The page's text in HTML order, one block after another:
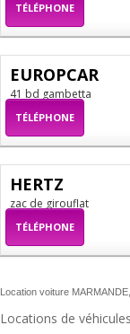
TÉLÉPHONE
EUROPCAR
41 bd gambetta
TÉLÉPHONE
HERTZ
zac de girouflat
TÉLÉPHONE
Location voiture
Locations de